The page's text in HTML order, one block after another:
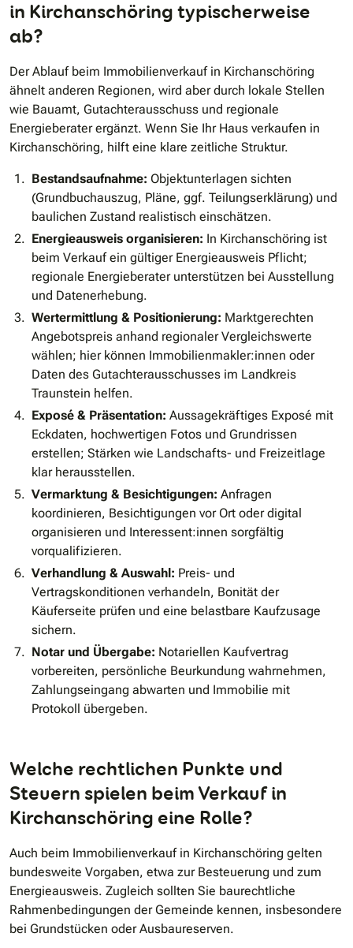
in Kirchanschöring typischerweise
ab?
Der Ablauf beim Immobilienverkauf in Kirchanschöring
ähnelt anderen Regionen, wird aber durch lokale Stellen
wie Bauamt, Gutachterausschuss und regionale
Energieberater ergänzt. Wenn Sie Ihr Haus verkaufen in
Kirchanschöring, hilft eine klare zeitliche Struktur.
Bestandsaufnahme: Objektunterlagen sichten
(Grundbuchauszug, Pläne, ggf. Teilungserklärung) und
baulichen Zustand realistisch einschätzen.
Energieausweis organisieren: In Kirchanschöring ist
beim Verkauf ein gültiger Energieausweis Pflicht;
regionale Energieberater unterstützen bei Ausstellung
und Datenerhebung.
Wertermittlung & Positionierung: Marktgerechten
Angebotspreis anhand regionaler Vergleichswerte
wählen; hier können Immobilienmakler:innen oder
Daten des Gutachterausschusses im Landkreis
Traunstein helfen.
Exposé & Präsentation: Aussagekräftiges Exposé mit
Eckdaten, hochwertigen Fotos und Grundrissen
erstellen; Stärken wie Landschafts- und Freizeitlage
klar herausstellen.
Vermarktung & Besichtigungen: Anfragen
koordinieren, Besichtigungen vor Ort oder digital
organisieren und Interessent:innen sorgfältig
vorqualifizieren.
Verhandlung & Auswahl: Preis- und
Vertragskonditionen verhandeln, Bonität der
Käuferseite prüfen und eine belastbare Kaufzusage
sichern.
Notar und Übergabe: Notariellen Kaufvertrag
vorbereiten, persönliche Beurkundung wahrnehmen,
Zahlungseingang abwarten und Immobilie mit
Protokoll übergeben.
Welche rechtlichen Punkte und
Steuern spielen beim Verkauf in
Kirchanschöring eine Rolle?
Auch beim Immobilienverkauf in Kirchanschöring gelten
bundesweite Vorgaben, etwa zur Besteuerung und zum
Energieausweis. Zugleich sollten Sie baurechtliche
Rahmenbedingungen der Gemeinde kennen, insbesondere
bei Grundstücken oder Ausbaureserven.